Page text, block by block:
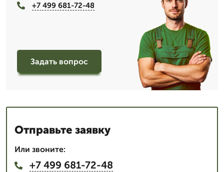
+7 499 681-72-48
Задать вопрос
Отправьте заявку
Или звоните:
+7 499 681-72-48